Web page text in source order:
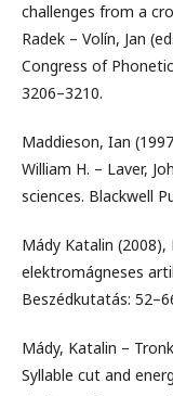
challenges from a
Radek – Volín, Jan
Congress of
3206–3210.
Maddieson, Ian
William H. – Laver,
sciences. Blackwell
Mády Katalin
elektromágneses
Beszédkutatás:
Mády, Katalin –
Syllable cut and